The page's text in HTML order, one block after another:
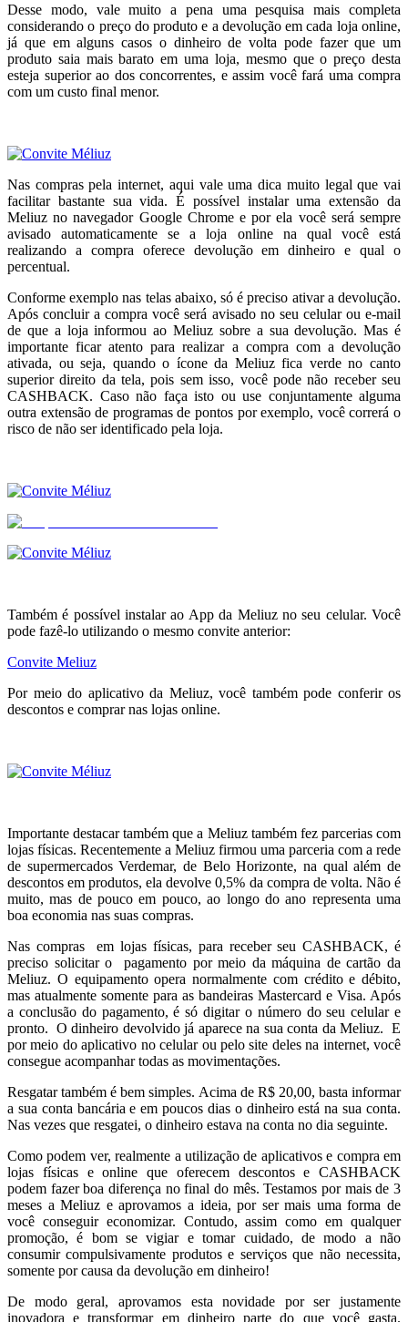
Desse modo, vale muito a pena uma pesquisa mais completa
considerando o preço do produto e a devolução em cada loja online,
já que em alguns casos o dinheiro de volta pode fazer que um
produto saia mais barato em uma loja, mesmo que o preço desta
esteja superior ao dos concorrentes, e assim você fará uma compra
com um custo final menor.
Nas compras pela internet, aqui vale uma dica muito legal que vai
facilitar bastante sua vida. É possível instalar uma extensão da
Meliuz no navegador Google Chrome e por ela você será sempre
avisado automaticamente se a loja online na qual você está
realizando a compra oferece devolução em dinheiro e qual o
percentual.
Conforme exemplo nas telas abaixo, só é preciso ativar a devolução.
Após concluir a compra você será avisado no seu celular ou e-mail
de que a loja informou ao Meliuz sobre a sua devolução. Mas é
importante ficar atento para realizar a compra com a devolução
ativada, ou seja, quando o ícone da Meliuz fica verde no canto
superior direito da tela, pois sem isso, você pode não receber seu
CASHBACK. Caso não faça isto ou use conjuntamente alguma
outra extensão de programas de pontos por exemplo, você correrá o
risco de não ser identificado pela loja.
Também é possível instalar ao App da Meliuz no seu celular. Você
pode fazê-lo utilizando o mesmo convite anterior:
Convite Meliuz
Por meio do aplicativo da Meliuz, você também pode conferir os
descontos e comprar nas lojas online.
Importante destacar também que a Meliuz também fez parcerias com
lojas físicas. Recentemente a Meliuz firmou uma parceria com a rede
de supermercados Verdemar, de Belo Horizonte, na qual além de
descontos em produtos, ela devolve 0,5% da compra de volta. Não é
muito, mas de pouco em pouco, ao longo do ano representa uma
boa economia nas suas compras.
Nas compras em lojas físicas, para receber seu CASHBACK, é
preciso solicitar o pagamento por meio da máquina de cartão da
Meliuz. O equipamento opera normalmente com crédito e débito,
mas atualmente somente para as bandeiras Mastercard e Visa. Após
a conclusão do pagamento, é só digitar o número do seu celular e
pronto. O dinheiro devolvido já aparece na sua conta da Meliuz. E
por meio do aplicativo no celular ou pelo site deles na internet, você
consegue acompanhar todas as movimentações.
Resgatar também é bem simples. Acima de R$ 20,00, basta informar
a sua conta bancária e em poucos dias o dinheiro está na sua conta.
Nas vezes que resgatei, o dinheiro estava na conta no dia seguinte.
Como podem ver, realmente a utilização de aplicativos e compra em
lojas físicas e online que oferecem descontos e CASHBACK
podem fazer boa diferença no final do mês. Testamos por mais de 3
meses a Meliuz e aprovamos a ideia, por ser mais uma forma de
você conseguir economizar. Contudo, assim como em qualquer
promoção, é bom se vigiar e tomar cuidado, de modo a não
consumir compulsivamente produtos e serviços que não necessita,
somente por causa da devolução em dinheiro!
De modo geral, aprovamos esta novidade por ser justamente
inovadora e transformar em dinheiro parte do que você gasta.